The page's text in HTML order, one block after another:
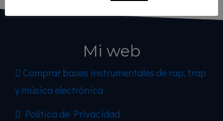
Mi web
Comprar bases instrumentales de rap, trap
y música electrónica
Política de Privacidad